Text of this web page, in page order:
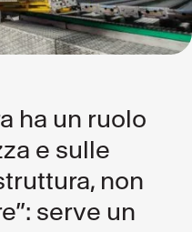
ha un ruolo
e sulle
non
serve un